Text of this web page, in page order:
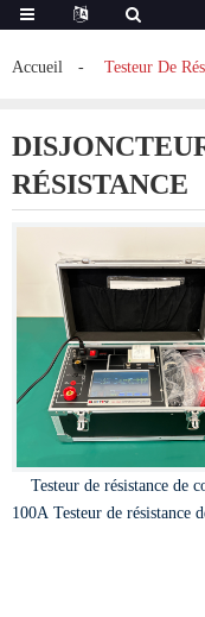
Accueil Testeur De
RÉSISTANCE
Testeur de résistance de
100A Testeur de résistance